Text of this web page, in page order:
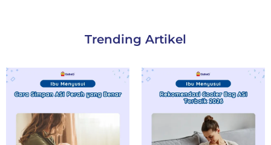
Trending Artikel